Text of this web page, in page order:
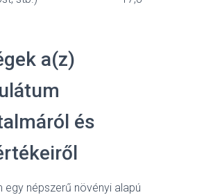
a(z)
és
egy népszerű növényi alapú